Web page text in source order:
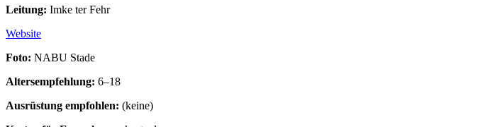
Leitung: Imke ter Fehr
Website
Foto: NABU Stade
Altersempfehlung: 6–18
Ausrüstung empfohlen: (keine)